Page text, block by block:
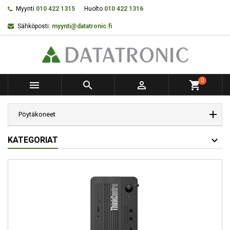
Myynti 010 422 1315 Huolto 010 422 1316
Sähköposti: myynti@datatronic.fi
   shopping_cart0
Pöytäkoneet
KATEGORIAT